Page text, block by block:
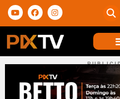
P U B L I C I